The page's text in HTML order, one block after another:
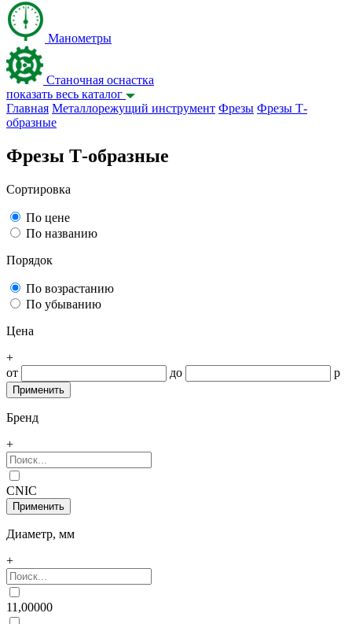
Манометры
Станочная оснастка
показать весь каталог
Главная Металлорежущий инструмент Фрезы Фрезы Т-
образные
Фрезы Т-образные
Сортировка
По цене
По названию
Порядок
По возрастанию
По убыванию
Цена
+
от
до р
Бренд
+
CNIC
Диаметр, мм
+
11,00000